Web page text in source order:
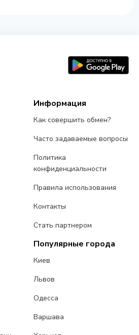
Информация
Как совершить обмен?
Часто задаваемые вопросы
Политика
конфиденциальности
Правила использования
Контакты
Стать партнером
Популярные города
Киев
Львов
Одесса
Варшава